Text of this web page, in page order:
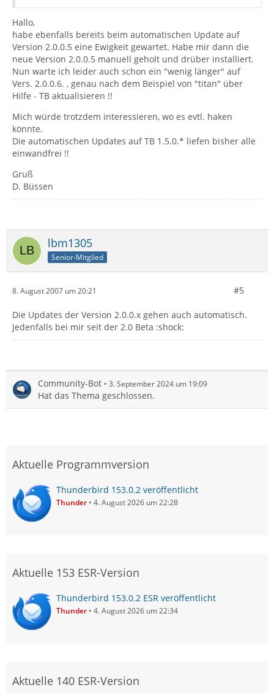
Hallo,
habe ebenfalls bereits beim automatischen Update auf
Version 2.0.0.5 eine Ewigkeit gewartet. Habe mir dann die
neue Version 2.0.0.5 manuell geholt und drüber installiert.
Nun warte ich leider auch schon ein "wenig länger" auf
Vers. 2.0.0.6. , genau nach dem Beispiel von "titan" über
Hilfe - TB aktualisieren !!
Mich würde trotzdem interessieren, wo es evtl. haken
könnte.
Die automatischen Updates auf TB 1.5.0.* liefen bisher alle
einwandfrei !!
Gruß
D. Büssen
lbm1305
Senior-Mitglied
8. August 2007 um 20:21 #5
Die Updates der Version 2.0.0.x gehen auch automatisch.
Jedenfalls bei mir seit der 2.0 Beta :shock:
Community-Bot 3. September 2024 um 19:09
Hat das Thema geschlossen.
Aktuelle Programmversion
Thunderbird 153.0.2 veröffentlicht
Thunder 4. August 2026 um 22:28
Aktuelle 153 ESR-Version
Thunderbird 153.0.2 ESR veröffentlicht
Thunder 4. August 2026 um 22:34
Aktuelle 140 ESR-Version